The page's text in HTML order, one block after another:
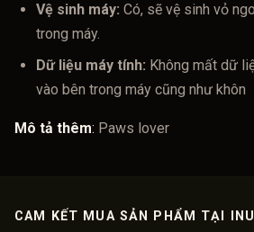
Vệ sinh máy: Có, sẽ vệ sinh vỏ
trong máy.
Dữ liệu máy tính: Không mất dữ
vào bên trong máy cũng như khôn
Mô tả thêm: Paws lover
CAM KẾT MUA SẢN PHẨM TẠI